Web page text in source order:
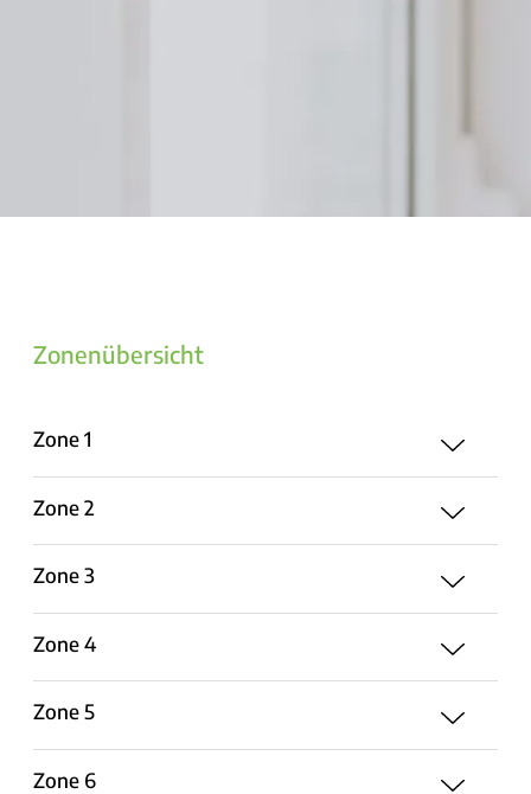
Zonenübersicht
Zone 1
Zone 2
Zone 3
Zone 4
Zone 5
Zone 6